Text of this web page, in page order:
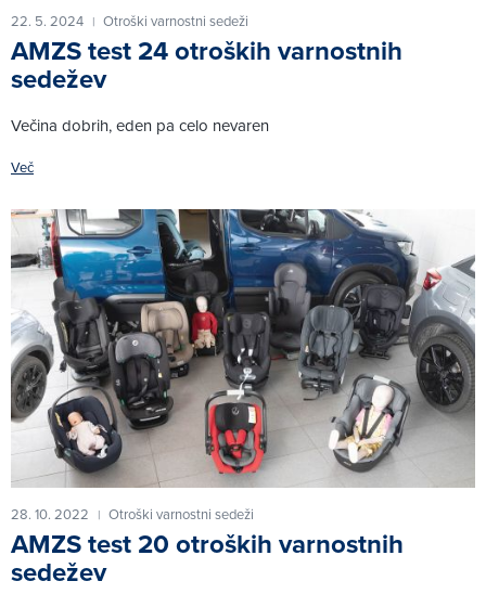
22. 5. 2024 | Otroški varnostni sedeži
AMZS test 24 otroških varnostnih
sedežev
Večina dobrih, eden pa celo nevaren
Več
28. 10. 2022 | Otroški varnostni sedeži
AMZS test 20 otroških varnostnih
sedežev